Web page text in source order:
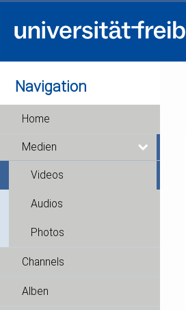
Navigation
Home
Medien
Videos
Audios
Photos
Channels
Alben